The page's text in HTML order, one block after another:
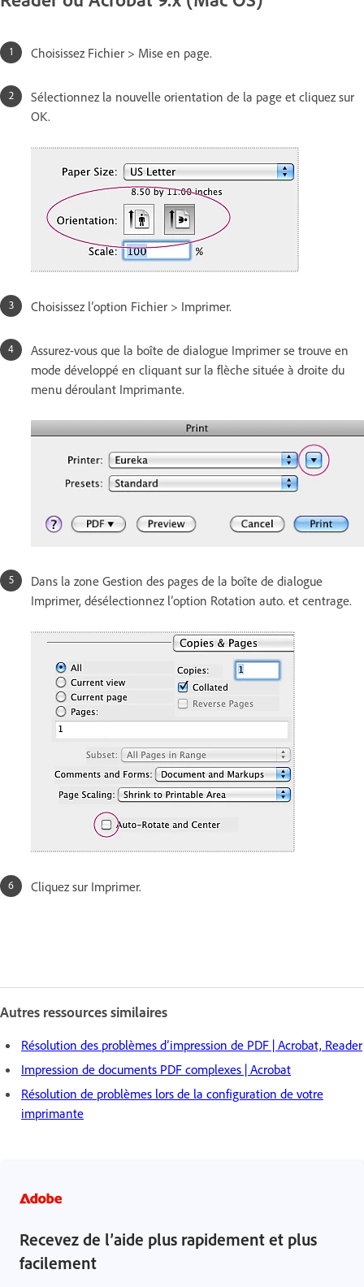
Choisissez Fichier > Mise en page.
Sélectionnez la nouvelle orientation de la page et cliquez sur
OK.
Choisissez l’option Fichier > Imprimer.
Assurez-vous que la boîte de dialogue Imprimer se trouve en
mode développé en cliquant sur la flèche située à droite du
menu déroulant Imprimante.
Dans la zone Gestion des pages de la boîte de dialogue
Imprimer, désélectionnez l’option Rotation auto. et centrage.
Cliquez sur Imprimer.
Autres ressources similaires
Résolution des problèmes d’impression de PDF | Acrobat, Reader
Impression de documents PDF complexes | Acrobat
Résolution de problèmes lors de la configuration de votre
imprimante
Recevez de l’aide plus rapidement et plus
facilement